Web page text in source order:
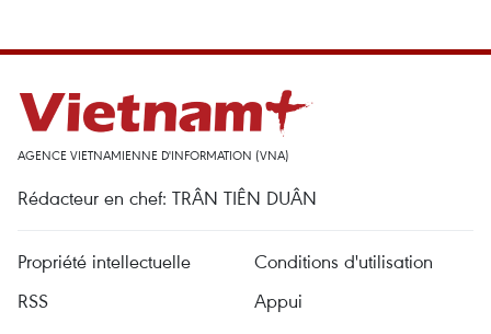
AGENCE VIETNAMIENNE D'INFORMATION (VNA)
Rédacteur en chef: TRÂN TIÊN DUÂN
Propriété intellectuelle
Conditions d'utilisation
RSS
Appui